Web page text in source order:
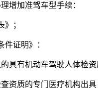
增加准驾车型手续：
》；
件证明》：
具有机动车驾驶人体检
资质的专门医疗机构出具